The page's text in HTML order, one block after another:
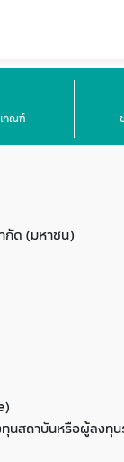
กณฑ์
กัด (มหาชน)
นสถาบันหรือผู้ลงทุ